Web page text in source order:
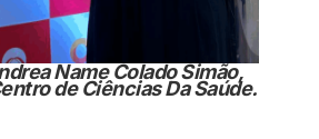
Name Colado Simão,
de Ciências Da Saúde.